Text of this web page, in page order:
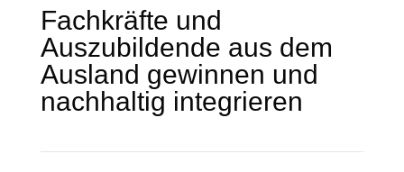
Fachkräfte und
Auszubildende aus dem
Ausland gewinnen und
nachhaltig integrieren